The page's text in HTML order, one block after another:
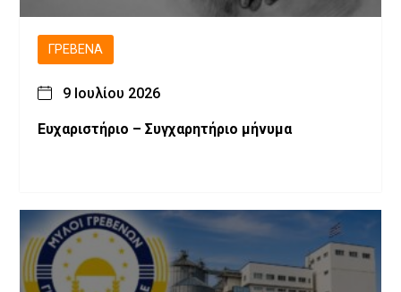
ΓΡΕΒΕΝΆ
9 Ιουλίου 2026
Ευχαριστήριο – Συγχαρητήριο μήνυμα